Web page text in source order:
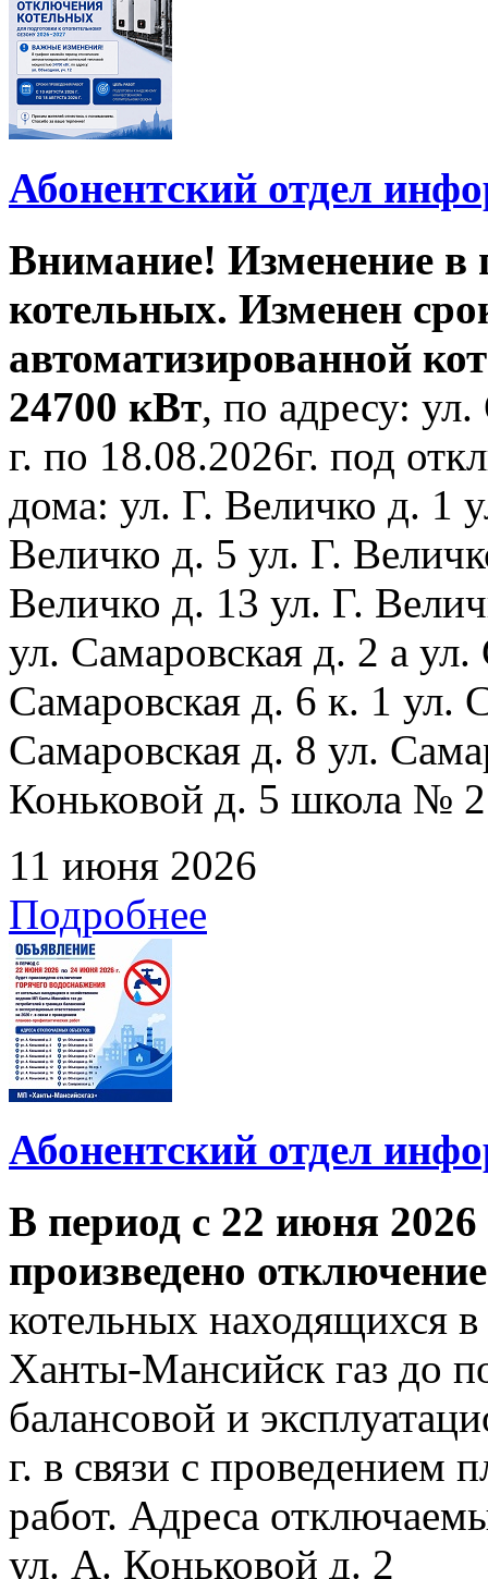
Абонентский отдел
Внимание! Изменение в
котельных. Изменен
автоматизированной
24700 кВт, по адресу:
г. по 18.08.2026г. под
дома: ул. Г. Величко д. 1
Величко д. 5 ул. Г.
Величко д. 13 ул. Г.
ул. Самаровская д. 2 а
Самаровская д. 6 к. 1 ул.
Самаровская д. 8 ул.
Коньковой д. 5 школа №
11 июня 2026
Подробнее
Абонентский отдел
В период с 22 июня 2026
произведено
котельных находящихся
Ханты-Мансийск газ до
балансовой и
г. в связи с проведением
работ. Адреса
ул. А. Коньковой д. 2